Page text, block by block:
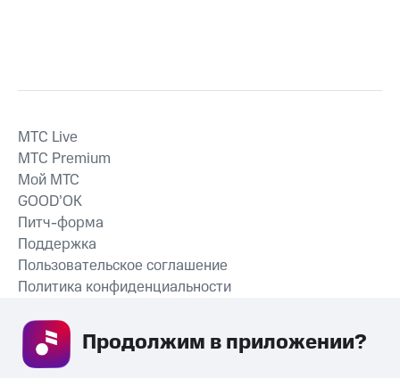
СКАЧАТЬ ПРИЛОЖЕНИЕ
MTС Live
MTС Premium
Мой МТС
GOOD’OK
Питч-форма
Поддержка
Пользовательское соглашение
Политика конфиденциальности